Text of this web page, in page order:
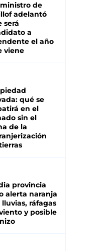
de
adelantó
será
a
el año
viene
qué se
en el
sin el
de la
provincia
alerta naranja
lluvias, ráfagas
y posible